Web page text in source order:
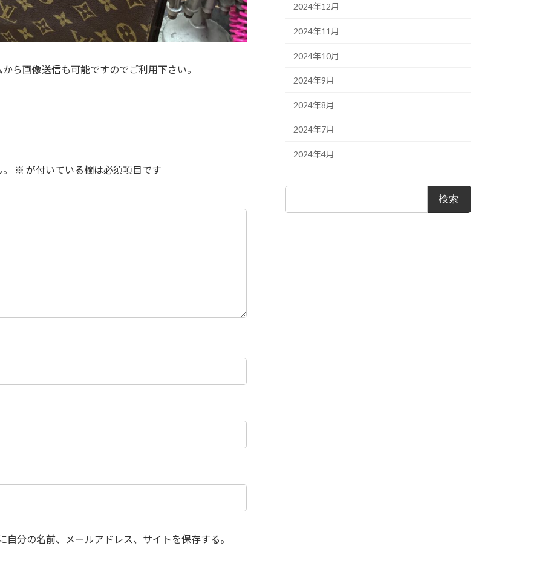
ら画像送信も可能ですのでご利用下さい。
※ が付いている欄は必須項目です
分の名前、メールアドレス、サイトを保存する。
2024年12月
2024年11月
2024年10月
2024年9月
2024年8月
2024年7月
2024年4月